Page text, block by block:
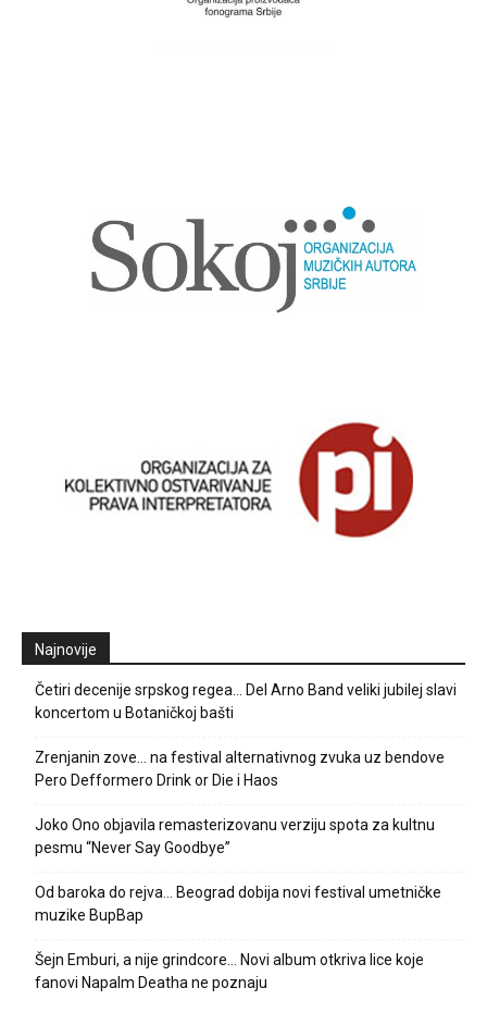
Najnovije
Četiri decenije srpskog regea… Del Arno Band veliki jubilej slavi
koncertom u Botaničkoj bašti
Zrenjanin zove… na festival alternativnog zvuka uz bendove
Pero Defformero Drink or Die i Haos
Joko Ono objavila remasterizovanu verziju spota za kultnu
pesmu “Never Say Goodbye”
Od baroka do rejva… Beograd dobija novi festival umetničke
muzike BupBap
Šejn Emburi, a nije grindcore… Novi album otkriva lice koje
fanovi Napalm Deatha ne poznaju